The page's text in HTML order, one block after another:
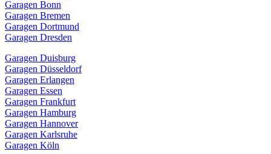
Garagen Bonn
Garagen Bremen
Garagen Dortmund
Garagen Dresden
Garagen Duisburg
Garagen Düsseldorf
Garagen Erlangen
Garagen Essen
Garagen Frankfurt
Garagen Hamburg
Garagen Hannover
Garagen Karlsruhe
Garagen Köln